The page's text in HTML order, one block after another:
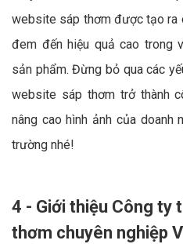
website sáp thơm được tạo ra
đem đến hiệu quả cao trong
sản phẩm. Đừng bỏ qua các
website sáp thơm trở thành
nâng cao hình ảnh của doanh
trường nhé!
4 - Giới thiệu Công ty
thơm chuyên nghiệp